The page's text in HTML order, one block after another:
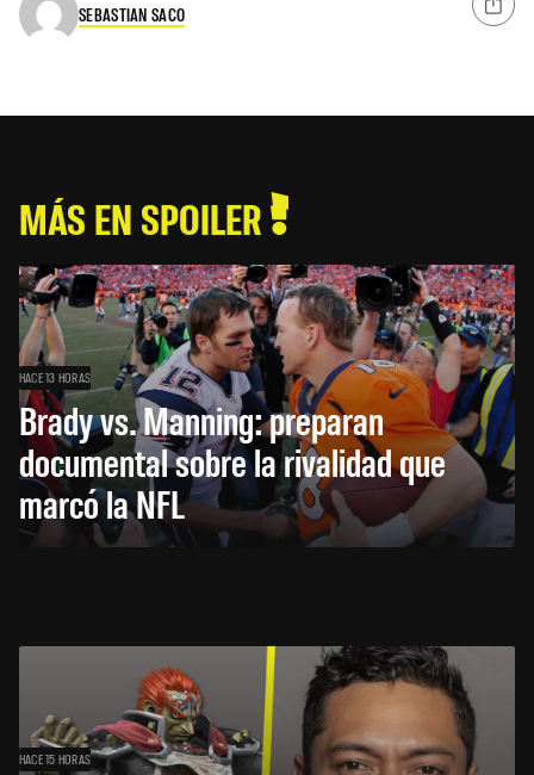
SEBASTIAN SACO
MÁS EN SPOILER
HACE 13 HORAS
Brady vs. Manning: preparan
documental sobre la rivalidad que
marcó la NFL
HACE 15 HORAS